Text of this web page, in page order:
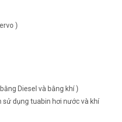
)
Diesel và bằng khí )
dụng tuabin hơi nước và khí